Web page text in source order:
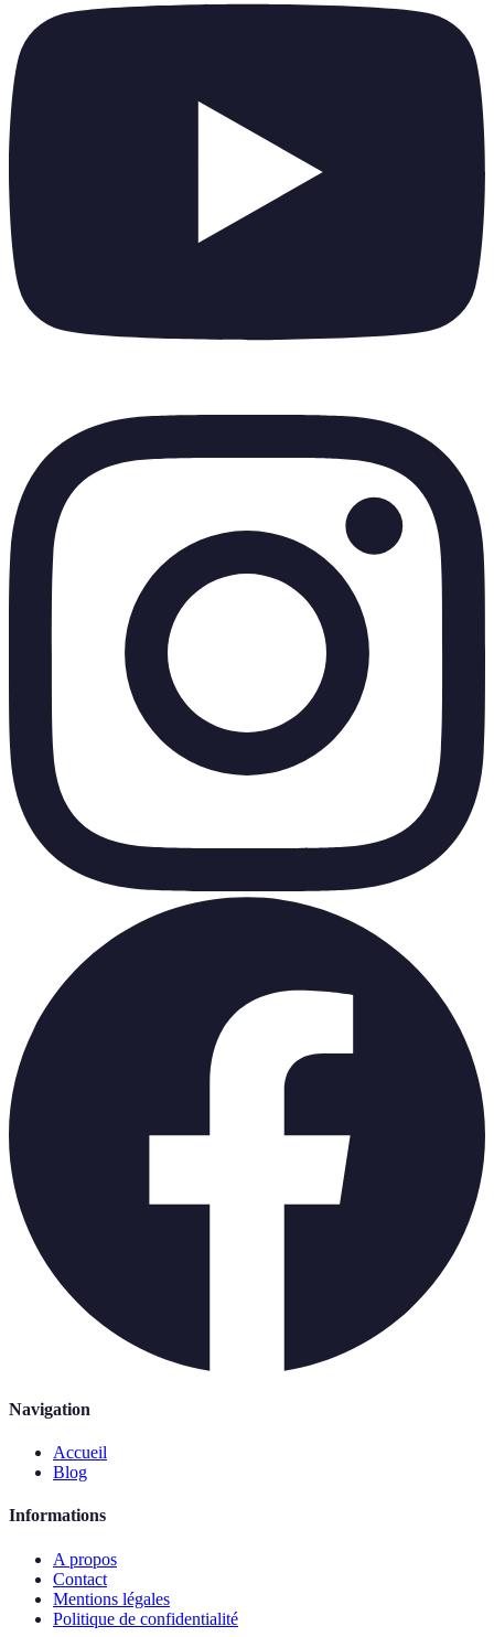
Navigation
Accueil
Blog
Informations
A propos
Contact
Mentions légales
Politique de confidentialité